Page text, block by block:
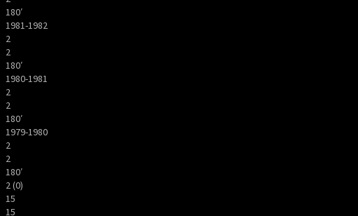
180′
1981-1982
2
2
180′
1980-1981
2
2
180′
1979-1980
2
2
180′
2 (0)
15
15